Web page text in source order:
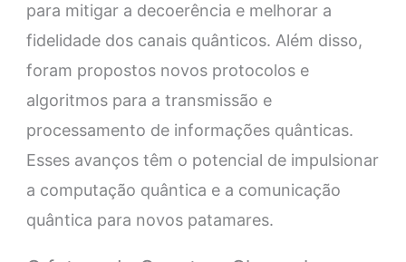
para mitigar a decoerência e melhorar a
fidelidade dos canais quânticos. Além disso,
foram propostos novos protocolos e
algoritmos para a transmissão e
processamento de informações quânticas.
Esses avanços têm o potencial de impulsionar
a computação quântica e a comunicação
quântica para novos patamares.